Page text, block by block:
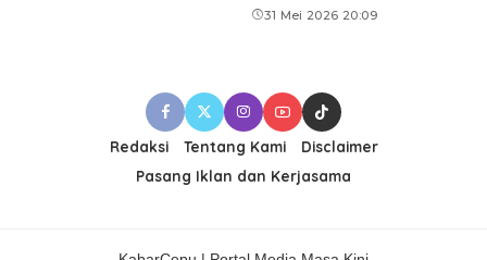
31 Mei 2026 20:09
Redaksi Tentang Kami
Disclaimer
Pasang Iklan dan Kerjasama